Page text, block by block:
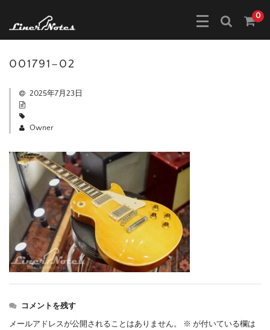
0
001791–02
2025年7月23日
Owner
コメントを残す
メールアドレスが公開されることはありません。 ※ が付いている欄は